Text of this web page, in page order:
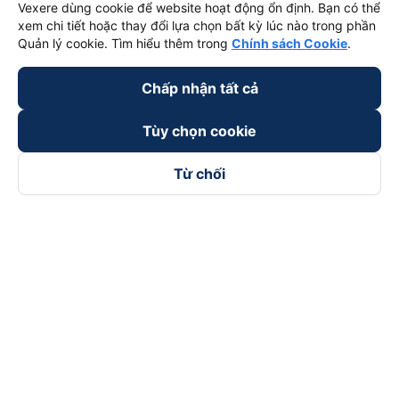
Vexere dùng cookie để website hoạt động ổn định. Bạn có thể
xem chi tiết hoặc thay đổi lựa chọn bất kỳ lúc nào trong phần
Quản lý cookie. Tìm hiểu thêm trong Chính sách Cookie.
Chấp nhận tất cả
Tùy chọn cookie
Từ chối